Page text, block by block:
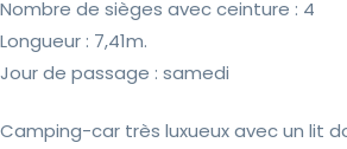
Nombre de sièges avec ceinture : 4
Longueur : 7,41m.
Jour de passage : samedi
Camping-car très luxueux avec un lit